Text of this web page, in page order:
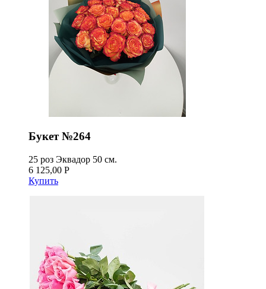
Букет №264
25 роз Эквадор 50 см.
6 125,00 Р
Купить